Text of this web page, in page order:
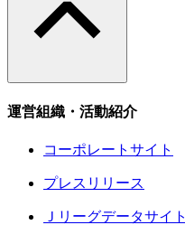
運営組織・活動紹介
コーポレートサイト
プレスリリース
Ｊリーグデータサイト